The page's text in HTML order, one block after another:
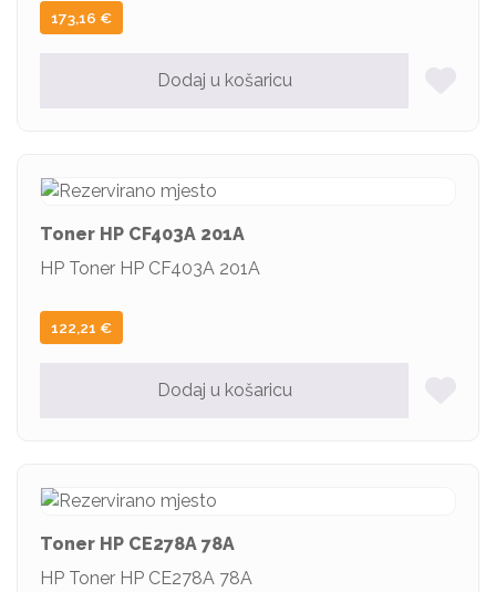
173,16 €
Dodaj u košaricu
Toner HP CF403A 201A
HP Toner HP CF403A 201A
122,21 €
Dodaj u košaricu
Toner HP CE278A 78A
HP Toner HP CE278A 78A